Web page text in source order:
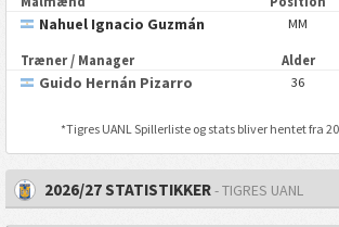
Nahuel Ignacio Guzmán MM
Træner / Manager Alder
Guido Hernán Pizarro 36
*Tigres UANLSpillerliste og stats bliver hentet fra
2026/27 STATISTIKKER- TIGRES UANL